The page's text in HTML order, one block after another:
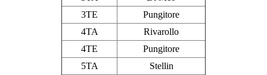
3TE
Pungitore
4TA
Rivarollo
4TE
Pungitore
5TA
Stellin